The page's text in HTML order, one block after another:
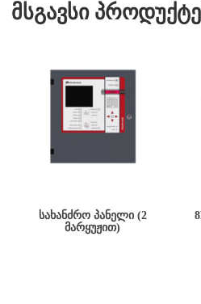
მსგავსი
ᲡᲐᲮᲐᲜᲫᲠᲝ ᲞᲐᲜᲔᲚᲘ (2
ᲛᲐᲠᲧᲣᲟᲘᲗ)